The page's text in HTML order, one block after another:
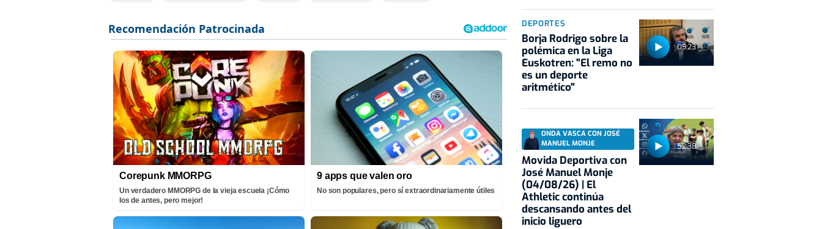
Corepunk MMORPG
Un verdadero MMORPG de la vieja escuela ¡Cómo
los de antes, pero mejor!
9 apps que valen oro
No son populares, pero sí extraordinariamente útiles
09:23
DEPORTES
Borja Rodrigo sobre la
polémica en la Liga
Euskotren: "El remo no
es un deporte
aritmético"
52:38
ONDA VASCA CON JOSÉ
MANUEL MONJE
Movida Deportiva con
José Manuel Monje
(04/08/26) | El
Athletic continúa
descansando antes del
inicio liguero